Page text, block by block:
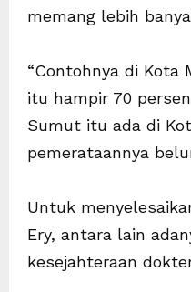
memang lebih
“Contohnya di Kota
itu hampir 70
Sumut itu ada di
pemerataannya
Untuk
Ery, antara lain
kesejahteraan